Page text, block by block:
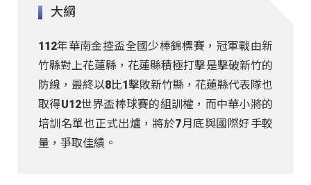
大綱
112年華南金控盃全國少棒錦標賽，冠軍戰由新
竹縣對上花蓮縣，花蓮縣積極打擊是擊破新竹的
防線，最終以8比1擊敗新竹縣，花蓮縣代表隊也
取得U12世界盃棒球賽的組訓權，而中華小將的
培訓名單也正式出爐，將於7月底與國際好手較
量，爭取佳績。